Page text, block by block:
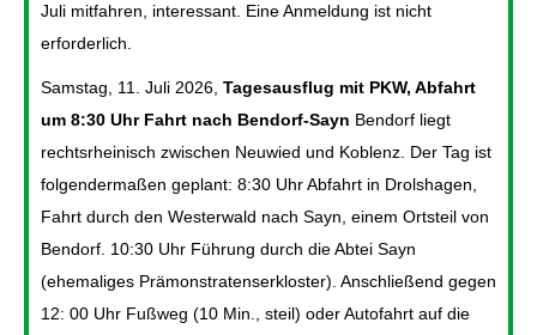
Juli mitfahren, interessant. Eine Anmeldung ist nicht
erforderlich.
Samstag, 11. Juli 2026, Tagesausflug mit PKW, Abfahrt
um 8:30 Uhr Fahrt nach Bendorf-Sayn Bendorf liegt
rechtsrheinisch zwischen Neuwied und Koblenz. Der Tag ist
folgendermaßen geplant: 8:30 Uhr Abfahrt in Drolshagen,
Fahrt durch den Westerwald nach Sayn, einem Ortsteil von
Bendorf. 10:30 Uhr Führung durch die Abtei Sayn
(ehemaliges Prämonstratenserkloster). Anschließend gegen
12: 00 Uhr Fußweg (10 Min., steil) oder Autofahrt auf die